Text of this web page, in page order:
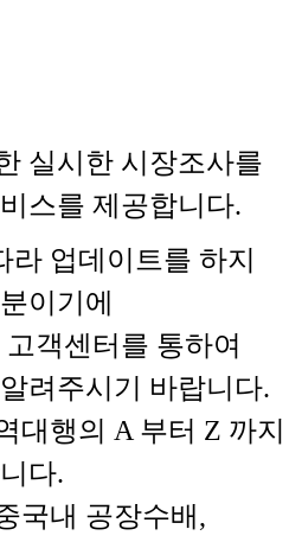
실시한 시장조사를
스를 제공합니다.
라 업데이트를 하지
이기에
객센터를 통하여
려주시기 바랍니다.
대행의 A 부터 Z 까지
다.
국내 공장수배,